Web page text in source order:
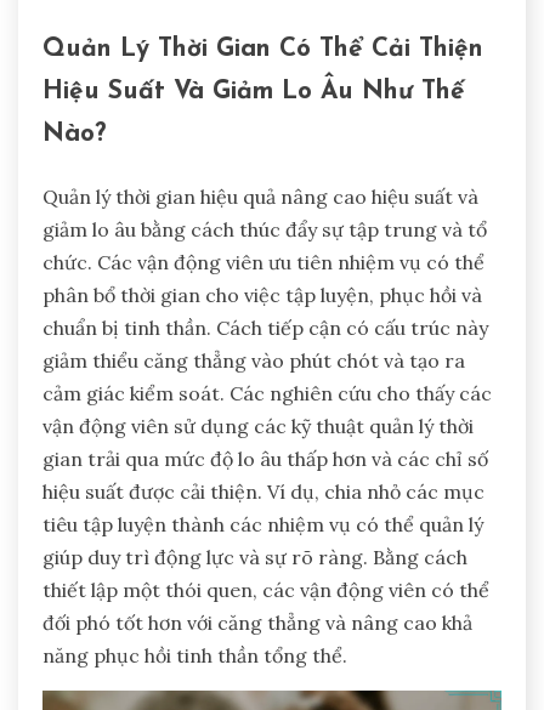
Quản Lý Thời Gian Có Thể Cải Thiện
Hiệu Suất Và Giảm Lo Âu Như Thế
Nào?
Quản lý thời gian hiệu quả nâng cao hiệu suất và
giảm lo âu bằng cách thúc đẩy sự tập trung và tổ
chức. Các vận động viên ưu tiên nhiệm vụ có thể
phân bổ thời gian cho việc tập luyện, phục hồi và
chuẩn bị tinh thần. Cách tiếp cận có cấu trúc này
giảm thiểu căng thẳng vào phút chót và tạo ra
cảm giác kiểm soát. Các nghiên cứu cho thấy các
vận động viên sử dụng các kỹ thuật quản lý thời
gian trải qua mức độ lo âu thấp hơn và các chỉ số
hiệu suất được cải thiện. Ví dụ, chia nhỏ các mục
tiêu tập luyện thành các nhiệm vụ có thể quản lý
giúp duy trì động lực và sự rõ ràng. Bằng cách
thiết lập một thói quen, các vận động viên có thể
đối phó tốt hơn với căng thẳng và nâng cao khả
năng phục hồi tinh thần tổng thể.